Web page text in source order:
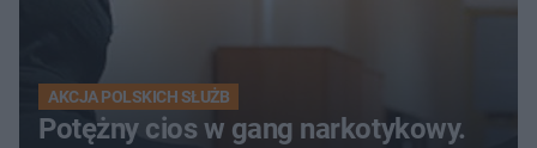
AKCJA POLSKICH SŁUŻB
Potężny cios w gang narkotykowy.